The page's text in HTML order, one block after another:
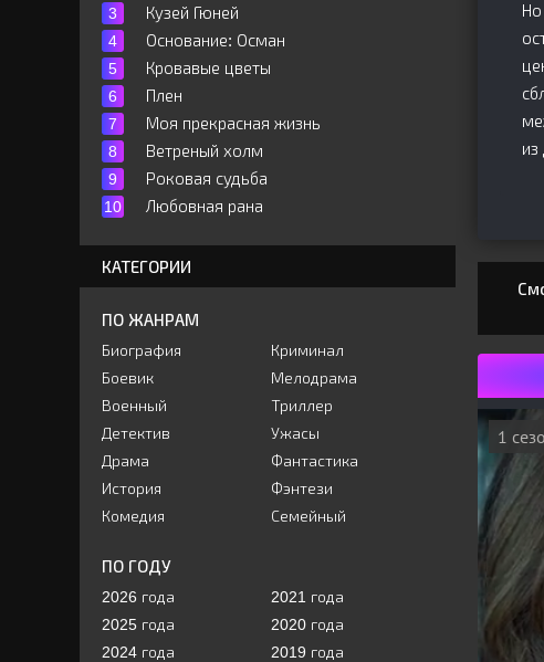
из
Кузей Гюней
Основание: Осман
Кровавые цветы
Плен
Моя прекрасная жизнь
Ветреный холм
Роковая судьба
Любовная рана
КАТЕГОРИИ
ПО ЖАНРАМ
Биография
Боевик
Военный
Детектив
Драма
История
Комедия
Криминал
Мелодрама
Триллер
Ужасы
Фантастика
Фэнтези
Семейный
ПО ГОДУ
2026 года
2025 года
2024 года
2021 года
2020 года
2019 года